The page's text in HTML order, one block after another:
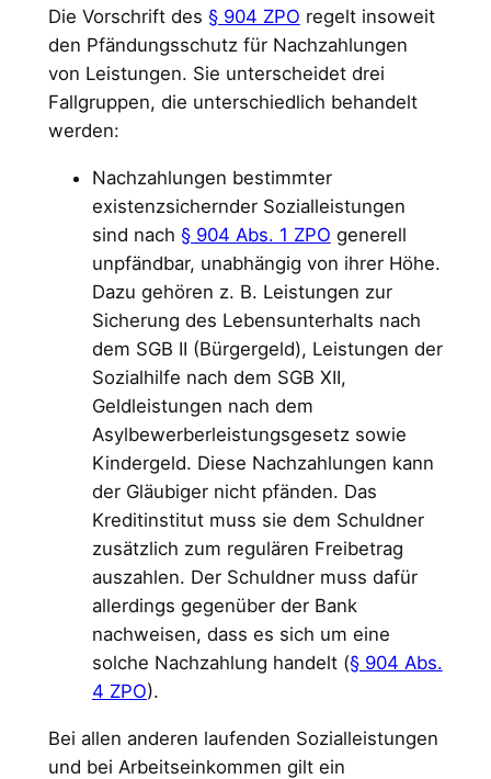
Die Vorschrift des § 904 ZPO regelt insoweit
den Pfändungsschutz für Nachzahlungen
von Leistungen. Sie unterscheidet drei
Fallgruppen, die unterschiedlich behandelt
werden:
Nachzahlungen bestimmter
existenzsichernder Sozialleistungen
sind nach § 904 Abs. 1 ZPO generell
unpfändbar, unabhängig von ihrer Höhe.
Dazu gehören z. B. Leistungen zur
Sicherung des Lebensunterhalts nach
dem SGB II (Bürgergeld), Leistungen der
Sozialhilfe nach dem SGB XII,
Geldleistungen nach dem
Asylbewerberleistungsgesetz sowie
Kindergeld. Diese Nachzahlungen kann
der Gläubiger nicht pfänden. Das
Kreditinstitut muss sie dem Schuldner
zusätzlich zum regulären Freibetrag
auszahlen. Der Schuldner muss dafür
allerdings gegenüber der Bank
nachweisen, dass es sich um eine
solche Nachzahlung handelt (§ 904 Abs.
4 ZPO).
Bei allen anderen laufenden Sozialleistungen
und bei Arbeitseinkommen gilt ein